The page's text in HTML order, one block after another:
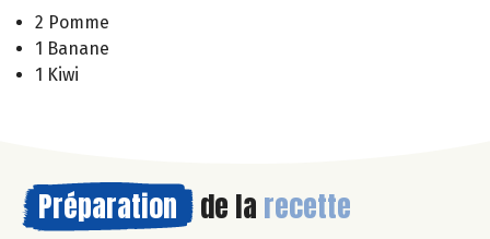
2 Pomme
1 Banane
1 Kiwi
Préparation de la recette